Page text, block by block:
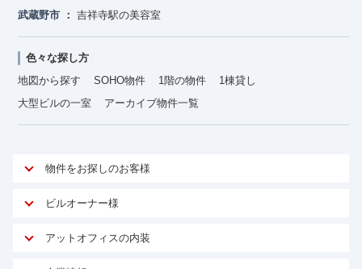
武蔵野市
吉祥寺駅の美容室
色々な探し方
地図から探す
SOHO物件 1階の物件
1棟貸し
大型ビルの一室
アーカイブ物件一覧
物件をお探しのお客様
アットオフィスが選ばれる理由
ご契約者様インタビュー
ビルオーナー様
オーナー様向けサービス
アットオフィスの内装
サービス内容